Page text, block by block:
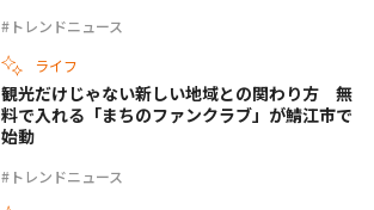
#トレンドニュース
ライフ
#トレンドニュース
観光だけじゃない新しい地域との関わり方 無
料で入れる「まちのファンクラブ」が鯖江市で
始動